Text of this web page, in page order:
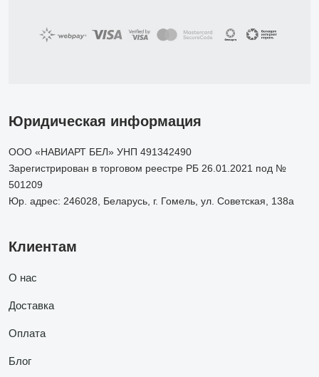
Юридическая информация
ООО «НАВИАРТ БЕЛ» УНП 491342490
Зарегистрирован в торговом реестре РБ 26.01.2021 под №
501209
Юр. адрес: 246028, Беларусь, г. Гомель, ул. Советская, 138а
Клиентам
О нас
Доставка
Оплата
Блог